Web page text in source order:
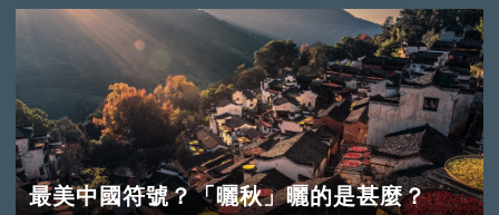
最美中國符號？「曬秋」曬的是甚麼？